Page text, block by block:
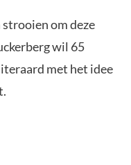
om deze
wil 65
met het idee